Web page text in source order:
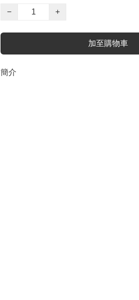
−
+
加至購物車
簡介